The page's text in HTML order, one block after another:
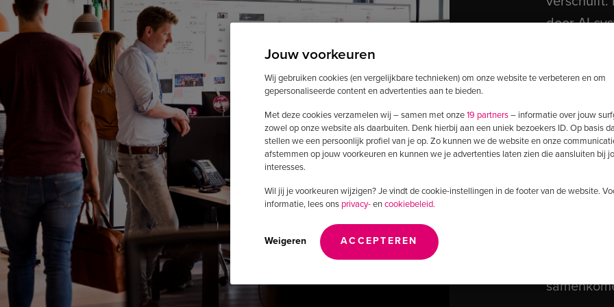
Jouw voorkeuren
Wij gebruiken cookies (en vergelijkbare technieken) om onze website te verbeteren en om
gepersonaliseerde content en advertenties aan te bieden.
Met deze cookies verzamelen wij – samen met onze19 partners– informatie over jouw
zowel op onze website als daarbuiten. Denk hierbij aan een uniek bezoekers ID. Op basis
stellen we een persoonlijk profiel van je op. Zo kunnen we de website en onze
afstemmen op jouw voorkeuren en kunnen we je advertenties laten zien die aansluiten bij
interesses.
Wil jij je voorkeuren wijzigen? Je vindt de cookie-instellingen in de footer van de website.
informatie, lees ons privacy-encookiebeleid.
Weigeren ACCEPTEREN
door AI-
Wij
data en
continu
Wij zijn
dan 140
maken
bouwen